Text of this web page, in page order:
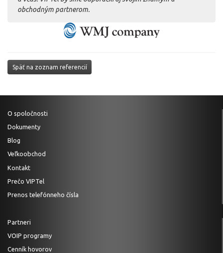
obchodným partnerom.
Späť na zoznam referencií
O spoločnosti
Dokumenty
Blog
Veľkoobchod
Kontakt
Prečo VIPTel
Prenos telefónneho čísla
Partneri
VOIP programy
Cenník hovorov